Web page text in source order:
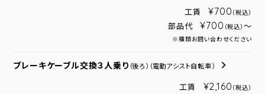
工賃 ¥700 （税込）
部品代 ¥700 （税込） ～
※種類お問い合わせください
ブレーキケーブル交換３人乗り （後ろ） （電動アシスト自転車）
工賃 ¥2,160 （税込）